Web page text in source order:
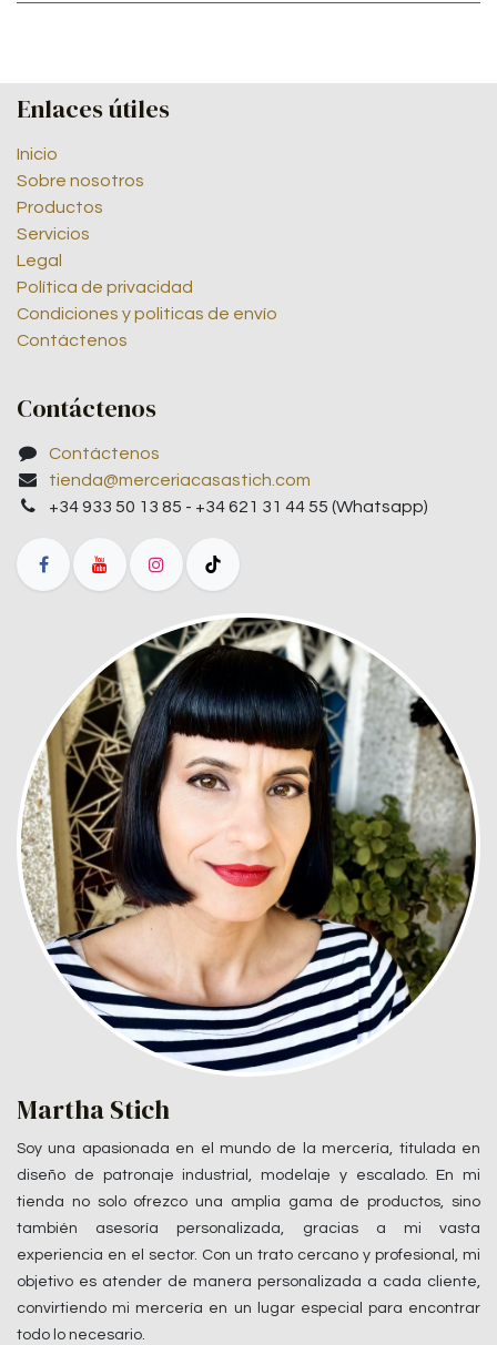
Enlaces útiles
Inicio
Sobre nosotros
Productos
Servicios
Legal
Política de privacidad
Condiciones y politicas de envío
Contáctenos
Contáctenos
Contáctenos
tienda@merceriacasastich.com
+34 933 50 13 85 - +34 621 31 44 55 (Whatsapp)
Martha Stich
Soy una apasionada en el mundo de la mercería, titulada en
diseño de patronaje industrial, modelaje y escalado. En mi
tienda no solo ofrezco una amplia gama de productos, sino
también asesoría personalizada, gracias a mi vasta
experiencia en el sector. Con un trato cercano y profesional, mi
objetivo es atender de manera personalizada a cada cliente,
convirtiendo mi mercería en un lugar especial para encontrar
todo lo necesario.